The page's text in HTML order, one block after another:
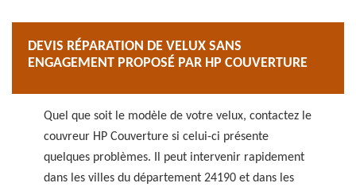
DEVIS RÉPARATION DE VELUX SANS
ENGAGEMENT PROPOSÉ PAR HP COUVERTURE
Quel que soit le modèle de votre velux, contactez le
couvreur HP Couverture si celui-ci présente
quelques problèmes. Il peut intervenir rapidement
dans les villes du département 24190 et dans les